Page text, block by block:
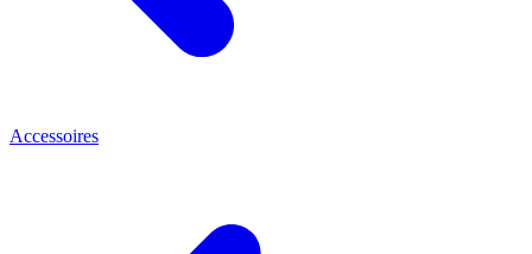
Accessoires